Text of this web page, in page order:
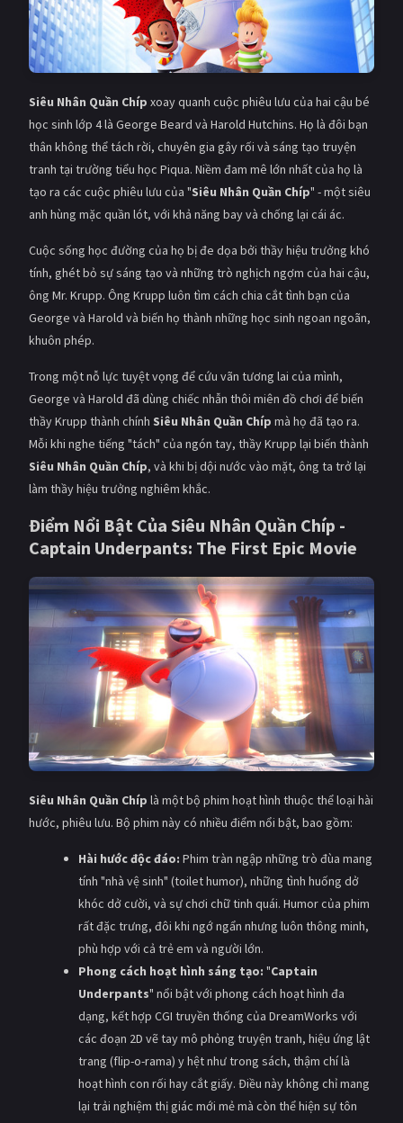
Âu - Mỹ Trung Quốc - Hồng Kông
Hàn Quốc Nhật Bản
Ấn Độ Việt Nam
Tổng hợp
CẬP NHẬT
PHIM MỚI
PHIM BỘ
PHIM LẺ
PHIM CHIẾU RẠP
TUYỂN TẬP PHIM
BLOG
Siêu Nhân Quần Chíp xoay quanh cuộc phiêu lưu của hai cậu bé
học sinh lớp 4 là George Beard và Harold Hutchins. Họ là đôi bạn
thân không thể tách rời, chuyên gia gây rối và sáng tạo truyện
tranh tại trường tiểu học Piqua. Niềm đam mê lớn nhất của họ là
tạo ra các cuộc phiêu lưu của "Siêu Nhân Quần Chíp" - một siêu
anh hùng mặc quần lót, với khả năng bay và chống lại cái ác.
Cuộc sống học đường của họ bị đe dọa bởi thầy hiệu trưởng khó
tính, ghét bỏ sự sáng tạo và những trò nghịch ngợm của hai cậu,
ông Mr. Krupp. Ông Krupp luôn tìm cách chia cắt tình bạn của
George và Harold và biến họ thành những học sinh ngoan ngoãn,
khuôn phép.
Trong một nỗ lực tuyệt vọng để cứu vãn tương lai của mình,
George và Harold đã dùng chiếc nhẫn thôi miên đồ chơi để biến
thầy Krupp thành chính Siêu Nhân Quần Chíp mà họ đã tạo ra.
Mỗi khi nghe tiếng "tách" của ngón tay, thầy Krupp lại biến thành
Siêu Nhân Quần Chíp, và khi bị dội nước vào mặt, ông ta trở lại
làm thầy hiệu trưởng nghiêm khắc.
Điểm Nổi Bật Của Siêu Nhân Quần Chíp -
Captain Underpants: The First Epic Movie
Siêu Nhân Quần Chíp là một bộ phim hoạt hình thuộc thể loại hài
hước, phiêu lưu. Bộ phim này có nhiều điểm nổi bật, bao gồm:
Hài hước độc đáo: Phim tràn ngập những trò đùa mang
tính "nhà vệ sinh" (toilet humor), những tình huống dở
khóc dở cười, và sự chơi chữ tinh quái. Humor của phim
rất đặc trưng, đôi khi ngớ ngẩn nhưng luôn thông minh,
phù hợp với cả trẻ em và người lớn.
Phong cách hoạt hình sáng tạo: "Captain
Underpants" nổi bật với phong cách hoạt hình đa
dạng, kết hợp CGI truyền thống của DreamWorks với
các đoạn 2D vẽ tay mô phỏng truyện tranh, hiệu ứng lật
trang (flip-o-rama) y hệt như trong sách, thậm chí là
hoạt hình con rối hay cắt giấy. Điều này không chỉ mang
lại trải nghiệm thị giác mới mẻ mà còn thể hiện sự tôn